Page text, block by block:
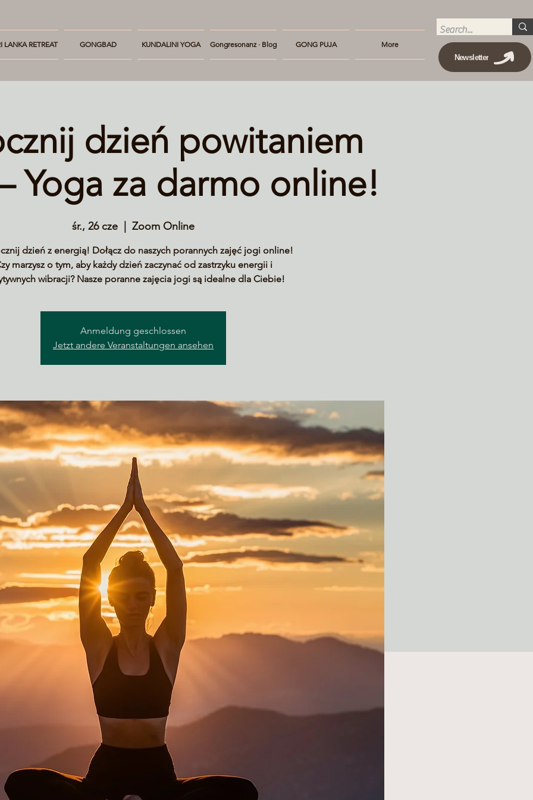
LANKA RETREAT GONGBAD KUNDALINI YOGA Gongresonanz · Blog GONG PUJA
More
Newsletter
dzień powitaniem
Yoga za darmo online!
śr., 26 cze Zoom Online
dzień z energią! Dołącz do naszych porannych zajęć jogi online!
marzysz o tym, aby każdy dzień zaczynać od zastrzyku energii i
wibracji? Nasze poranne zajęcia jogi są idealne dla Ciebie!
Anmeldung geschlossen
Jetzt andere Veranstaltungen ansehen